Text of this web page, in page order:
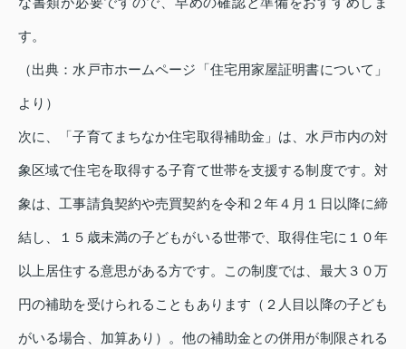
す。
（出典：水戸市ホームページ「住宅用家屋証明書について」
より）
次に、「子育てまちなか住宅取得補助金」は、水戸市内の対
象区域で住宅を取得する子育て世帯を支援する制度です。対
象は、工事請負契約や売買契約を令和２年４月１日以降に締
結し、１５歳未満の子どもがいる世帯で、取得住宅に１０年
以上居住する意思がある方です。この制度では、最大３０万
円の補助を受けられることもあります（２人目以降の子ども
がいる場合、加算あり）。他の補助金との併用が制限される